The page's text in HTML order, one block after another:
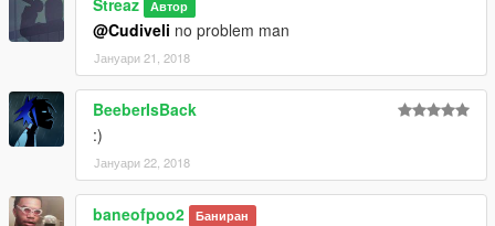
Автор
@Cudiveli no problem man
Јануари 21, 2018
BeeberIsBack
:)
Јануари 22, 2018
baneofpoo2 Баниран